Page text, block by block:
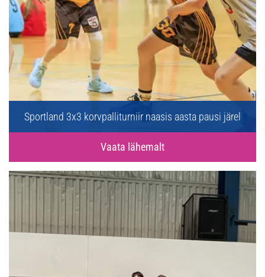
Sportland 3x3 korvpalliturniir naasis aasta pausi järel
Vaata lähemalt